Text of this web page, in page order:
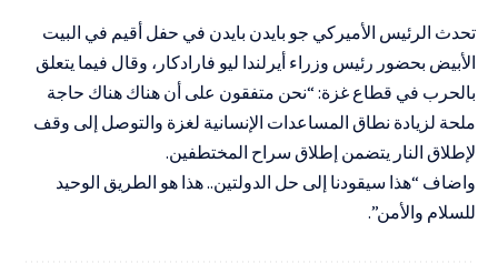
تحدث الرئيس الأميركي جو بايدن بايدن في حفل أقيم في البيت
الأبيض بحضور رئيس وزراء أيرلندا ليو فارادكار، وقال فيما يتعلق
بالحرب في قطاع غزة: “نحن متفقون على أن هناك هناك حاجة
ملحة لزيادة نطاق المساعدات الإنسانية لغزة والتوصل إلى وقف
لإطلاق النار يتضمن إطلاق سراح المختطفين.
واضاف “هذا سيقودنا إلى حل الدولتين.. هذا هو الطريق الوحيد
للسلام والأمن”.